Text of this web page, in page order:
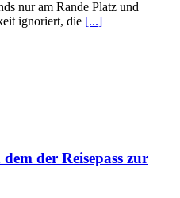
nur am Rande Platz und
ignoriert, die [...]
der Reisepass zur